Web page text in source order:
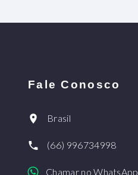
Fale Conosco
Brasil
(66) 996734998
Chamar no WhatsApp